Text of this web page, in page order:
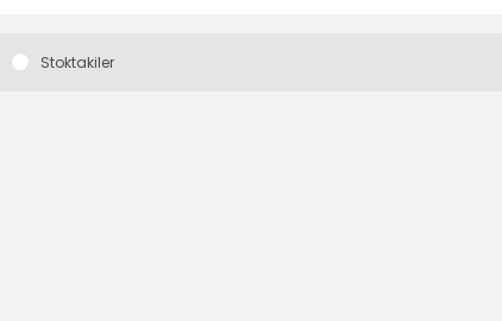
Stoktakiler